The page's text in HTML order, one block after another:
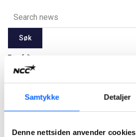
Samtykke Detaljer
Denne nettsiden anvender cookies
Søk
Tøm felt
Alle Jan Feb Mar Apr